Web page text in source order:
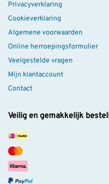
Privacyverklaring
Cookieverklaring
Algemene voorwaarden
Online herroepingsformulier
Veelgestelde vragen
Mijn klantaccount
Contact
Veilig en gemakkelijk